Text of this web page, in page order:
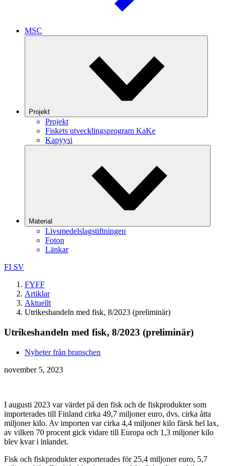
MSC
Projekt
Projekt
Fiskets utvecklingsprogram KaKe
Kapyysi
Material
Livsmedelslagstiftningen
Foton
Länkar
FI SV
FYFF
Artiklar
Aktuellt
Utrikeshandeln med fisk, 8/2023 (preliminär)
Utrikeshandeln med fisk, 8/2023 (preliminär)
Nyheter från branschen
november 5, 2023
I augusti 2023 var värdet på den fisk och de fiskprodukter som
importerades till Finland cirka 49,7 miljoner euro, dvs. cirka åtta
miljoner kilo. Av importen var cirka 4,4 miljoner kilo färsk hel lax,
av vilken 70 procent gick vidare till Europa och 1,3 miljoner kilo
blev kvar i inlandet.
Fisk och fiskprodukter exporterades för 25,4 miljoner euro, 5,7